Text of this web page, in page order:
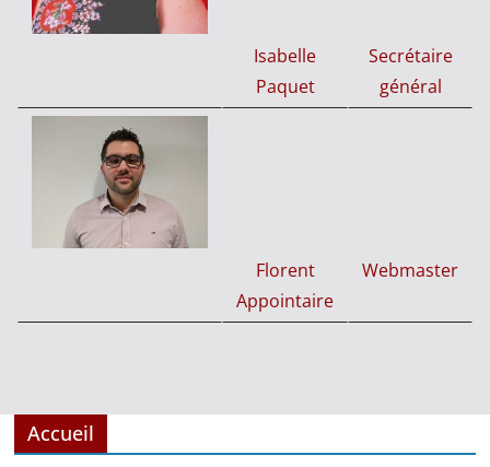
Isabelle
Paquet
Secrétaire
général
Florent
Appointaire
Webmaster
Accueil